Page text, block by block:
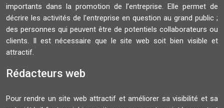
importants dans la promotion de l’entreprise. Elle permet de
décrire les activités de l'entreprise en question au grand public ;
des personnes qui peuvent être de potentiels collaborateurs ou
clients. Il est nécessaire que le site web soit bien visible et
attractif.
Rédacteurs web
Pour rendre un site web attractif et améliorer sa visibilité et sa